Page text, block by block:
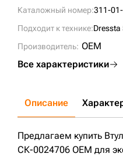
Каталожный номер:311-
Подходит к технике:Dressta
Производитель: OEM
Все характеристики
Описание
Предлагаем купить
СК-0024706 OEM для